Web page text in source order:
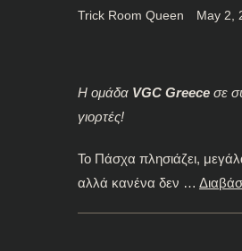
Trick Room Queen May 2,
Η ομάδα VGC Greece σε
γιορτές!
Το Πάσχα πλησιάζει,
αλλά κανένα δεν …